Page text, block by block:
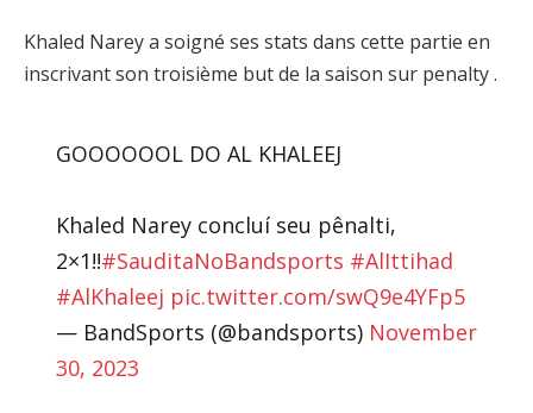
Khaled Narey a soigné ses stats dans cette partie en
inscrivant son troisième but de la saison sur penalty .
GOOOOOOL DO AL KHALEEJ
Khaled Narey concluí seu pênalti,
2×1!!#SauditaNoBandsports #AlIttihad
#AlKhaleej pic.twitter.com/swQ9e4YFp5
— BandSports (@bandsports) November
30, 2023